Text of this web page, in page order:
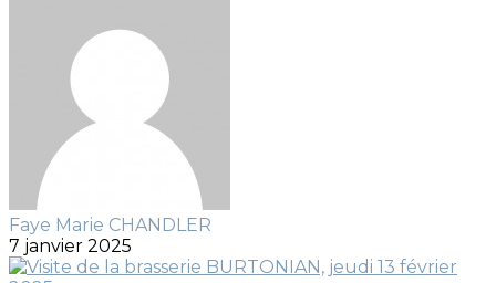
Faye Marie CHANDLER
7 janvier 2025